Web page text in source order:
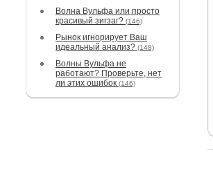
Волна Вульфа или просто
красивый зигзаг? (146)
Рынок игнорирует Ваш
идеальный анализ? (148)
Волны Вульфа не
работают? Проверьте, нет
ли этих ошибок (146)